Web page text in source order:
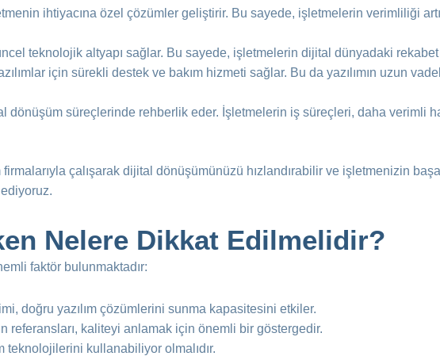
ihtiyacına özel çözümler geliştirir. Bu sayede, işletmelerin verimliliği
teknolojik altyapı sağlar. Bu sayede, işletmelerin dijital dünyadaki
için sürekli destek ve bakım hizmeti sağlar. Bu da yazılımın uzun
dönüşüm süreçlerinde rehberlik eder. İşletmelerin iş süreçleri, daha verimli
çalışarak dijital dönüşümünüzü hızlandırabilir ve işletmenizin
Nelere Dikkat Edilmelidir?
faktör bulunmaktadır:
doğru yazılım çözümlerini sunma kapasitesini etkiler.
referansları, kaliteyi anlamak için önemli bir göstergedir.
teknolojilerini kullanabiliyor olmalıdır.